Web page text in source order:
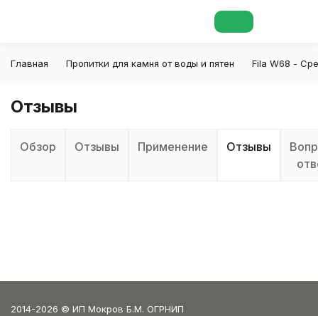
Главная Пропитки для камня от воды и пятен Fila W68 -
Отзывы
Обзор Отзывы Применение Отзывы
2014-2026 © ИП Мокров Б.М. ОГРНИП